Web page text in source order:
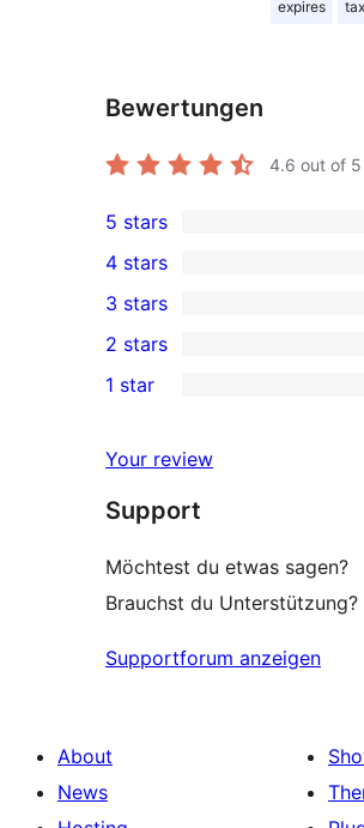
expires
Bewertungen
4.6 out of 5
6
5-
star
reviews
5 stars
4-
star
reviews
4 stars
0
3-
star
3 stars
2-
review
2 stars
star
reviews
1 star
Your review
Support
Möchtest du etwas sagen?
Brauchst du Unterstützung?
Supportforum anzeigen
About
News